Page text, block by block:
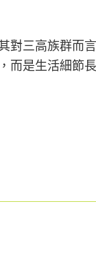
對三高族群而
而是生活細節